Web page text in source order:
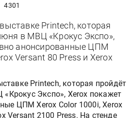
4301
Printech, которая
в МВЦ «Крокус Экспо»,
анонсированные ЦПМ
Versant 80 Press и Xerox
Printech, которая пройдёт
Экспо», Xerox покажет
ЦПМ Xerox Color 1000i, Xerox
Versant 2100 Press. На стенде